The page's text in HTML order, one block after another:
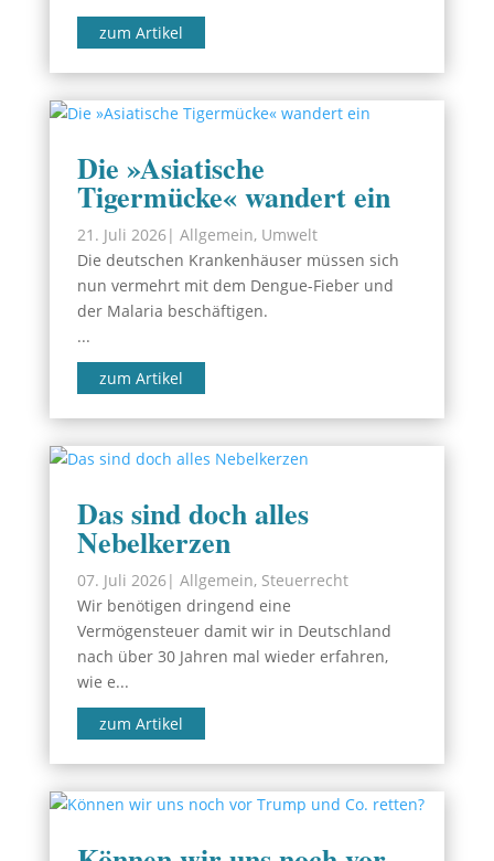
zum Artikel
Die »Asiatische
Tigermücke« wandert ein
21. Juli 2026| Allgemein, Umwelt
Die deutschen Krankenhäuser müssen sich
nun vermehrt mit dem Dengue-Fieber und
der Malaria beschäftigen.
...
zum Artikel
Das sind doch alles
Nebelkerzen
07. Juli 2026| Allgemein, Steuerrecht
Wir benötigen dringend eine
Vermögensteuer damit wir in Deutschland
nach über 30 Jahren mal wieder erfahren,
wie e...
zum Artikel